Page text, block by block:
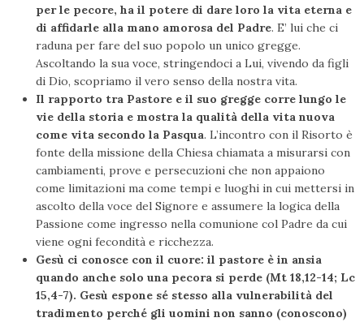
per le pecore, ha il potere di dare loro la vita eterna e
di affidarle alla mano amorosa del Padre. E’ lui che ci
raduna per fare del suo popolo un unico gregge.
Ascoltando la sua voce, stringendoci a Lui, vivendo da figli
di Dio, scopriamo il vero senso della nostra vita.
Il rapporto tra Pastore e il suo gregge corre lungo le
vie della storia e mostra la qualità della vita nuova
come vita secondo la Pasqua. L’incontro con il Risorto è
fonte della missione della Chiesa chiamata a misurarsi con
cambiamenti, prove e persecuzioni che non appaiono
come limitazioni ma come tempi e luoghi in cui mettersi in
ascolto della voce del Signore e assumere la logica della
Passione come ingresso nella comunione col Padre da cui
viene ogni fecondità e ricchezza.
Gesù ci conosce con il cuore: il pastore è in ansia
quando anche solo una pecora si perde (Mt 18,12-14; Lc
15,4-7). Gesù espone sé stesso alla vulnerabilità del
tradimento perché gli uomini non sanno (conoscono)